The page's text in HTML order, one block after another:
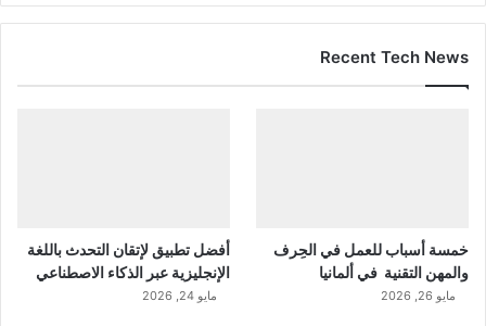
Recent Tech News
خمسة أسباب للعمل في الحِرف
والمهن التقنية في ألمانيا
مايو 26, 2026
أفضل تطبيق لإتقان التحدث باللغة
الإنجليزية عبر الذكاء الاصطناعي
مايو 24, 2026